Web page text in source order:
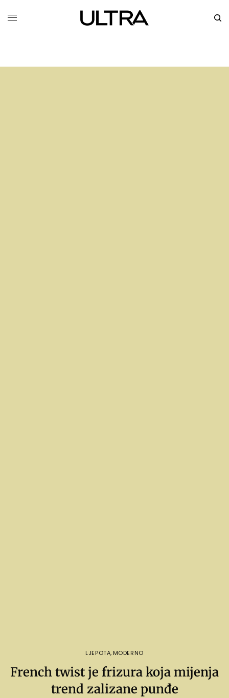
LJEPOTA, MODERNO
French twist je frizura koja mijenja
trend zalizane punđe